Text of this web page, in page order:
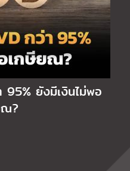
95% ยังมีเงินไม่พอ
ณ?